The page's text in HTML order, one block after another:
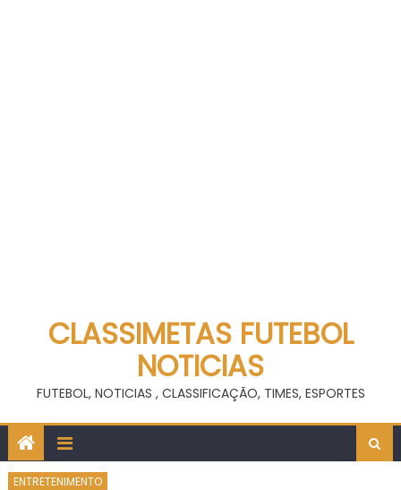
CLASSIMETAS FUTEBOL
NOTICIAS
FUTEBOL, NOTICIAS , CLASSIFICAÇÃO, TIMES, ESPORTES
ENTRETENIMENTO